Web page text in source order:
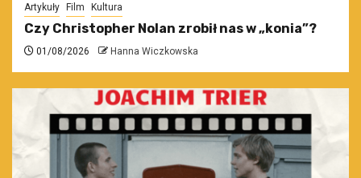
Artykuły Film Kultura
Czy Christopher Nolan zrobił nas w „konia”?
01/08/2026 Hanna Wiczkowska